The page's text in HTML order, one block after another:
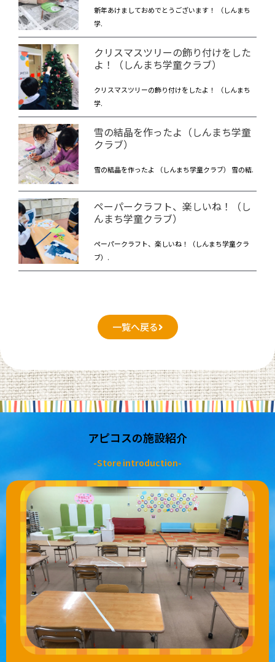
新年あけましておめでとうございます！ （しんまち
学.
クリスマスツリーの飾り付けをした
よ！（しんまち学童クラブ）
クリスマスツリーの飾り付けをしたよ！ （しんまち
学.
雪の結晶を作ったよ（しんまち学童
クラブ）
雪の結晶を作ったよ （しんまち学童クラブ） 雪の結.
ペーパークラフト、楽しいね！（し
んまち学童クラブ）
ペーパークラフト、楽しいね！（しんまち学童クラ
ブ）.
一覧へ戻る
アピコスの施設紹介
-Store introduction-